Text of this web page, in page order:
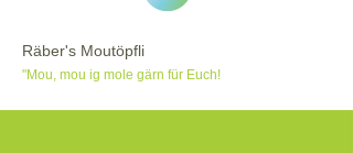
Räber's Moutöpfli
"Mou, mou ig mole gärn für Euch!